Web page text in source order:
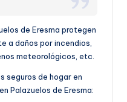
de Eresma protegen
a daños por incendios,
meteorológicos, etc.
seguros de hogar en
Palazuelos de Eresma: